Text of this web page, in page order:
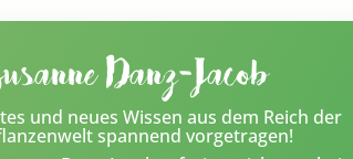
Danz-Jacob
und neues Wissen aus dem Reich der
spannend vorgetragen!